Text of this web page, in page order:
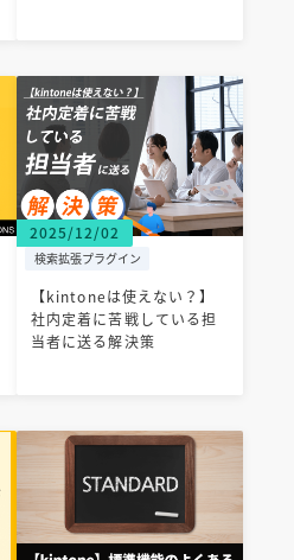
2025/12/02
検索拡張プラグイン
【kintoneは使えない？】
社内定着に苦戦している担
当者に送る解決策